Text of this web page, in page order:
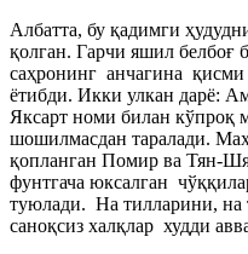
Албатта, бу қадимги
қолган. Гарчи яшил белбоғ
саҳронинг анчагина
ётибди. Икки улкан дарё:
Яксарт номи билан кўпроқ
шошилмасдан таралади.
қопланган Помир ва Тян-
фунтгача юксалган
туюлади. На тилларини, на
саноқсиз халқлар худди